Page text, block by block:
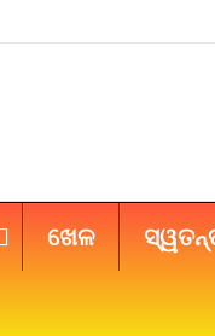
ଖେଳ